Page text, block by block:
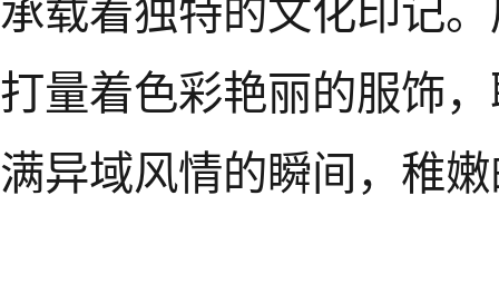
承载着独特的文化印记
打量着色彩艳丽的服饰
满异域风情的瞬间，稚